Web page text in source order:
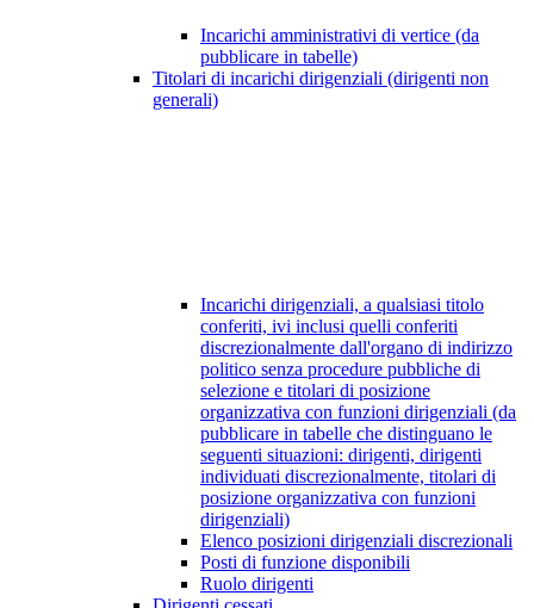
Incarichi amministrativi di vertice (da
pubblicare in tabelle)
Titolari di incarichi dirigenziali (dirigenti non
generali)
Incarichi dirigenziali, a qualsiasi titolo
conferiti, ivi inclusi quelli conferiti
discrezionalmente dall'organo di indirizzo
politico senza procedure pubbliche di
selezione e titolari di posizione
organizzativa con funzioni dirigenziali (da
pubblicare in tabelle che distinguano le
seguenti situazioni: dirigenti, dirigenti
individuati discrezionalmente, titolari di
posizione organizzativa con funzioni
dirigenziali)
Elenco posizioni dirigenziali discrezionali
Posti di funzione disponibili
Ruolo dirigenti